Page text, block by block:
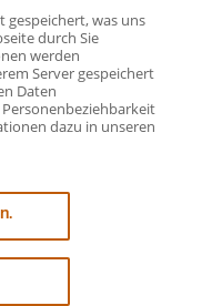
gespeichert, was uns
durch Sie
werden
Server gespeichert
Daten
dazu in unseren